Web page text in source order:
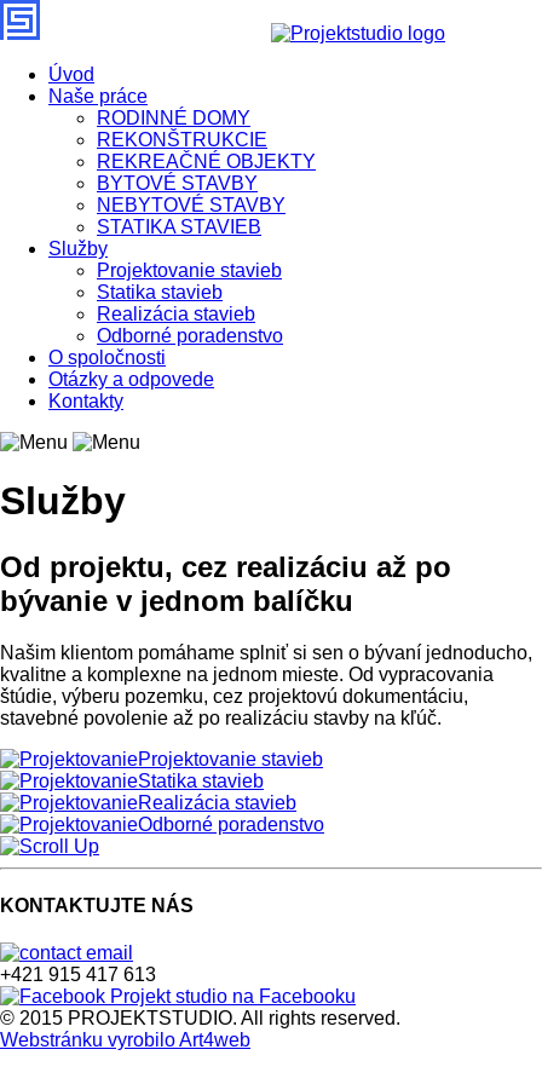
Úvod
Naše práce
RODINNÉ DOMY
REKONŠTRUKCIE
REKREAČNÉ OBJEKTY
BYTOVÉ STAVBY
NEBYTOVÉ STAVBY
STATIKA STAVIEB
Služby
Projektovanie stavieb
Statika stavieb
Realizácia stavieb
Odborné poradenstvo
O spoločnosti
Otázky a odpovede
Kontakty
Služby
Od projektu, cez realizáciu až po
bývanie v jednom balíčku
Našim klientom pomáhame splniť si sen o bývaní jednoducho,
kvalitne a komplexne na jednom mieste. Od vypracovania
štúdie, výberu pozemku, cez projektovú dokumentáciu,
stavebné povolenie až po realizáciu stavby na kľúč.
Projektovanie stavieb
Statika stavieb
Realizácia stavieb
Odborné poradenstvo
KONTAKTUJTE NÁS
+421 915 417 613
Projekt studio na Facebooku
© 2015 PROJEKTSTUDIO. All rights reserved.
Webstránku vyrobilo Art4web